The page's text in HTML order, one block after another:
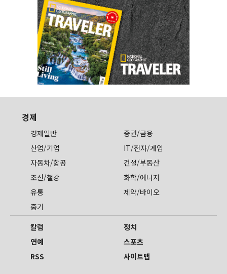
경제
경제일반
증권/금융
산업/기업
IT/전자/게임
자동차/항공
건설/부동산
조선/철강
화학/에너지
유통
제약/바이오
중기
칼럼
정치
연예
스포츠
RSS
사이트맵